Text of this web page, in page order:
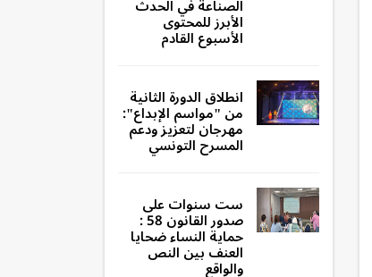
الصناعة في الحدث
الأبرز للمحتوى
الأسبوع القادم
انطلاق الدورة الثانية
من "مواسم الإبداع":
مهرجان لتعزيز ودعم
المسرح التونسي
ست سنوات على
صدور القانون 58 :
حماية النساء ضحايا
العنف بين النص
والواقع